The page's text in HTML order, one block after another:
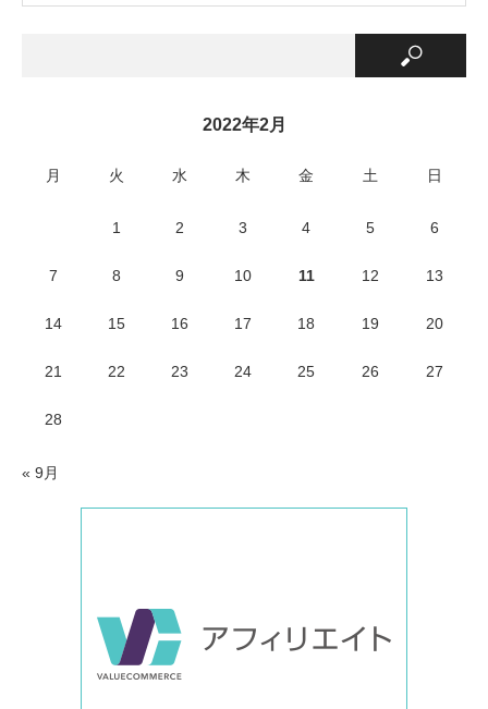
2022年2月
月 火 水 木 金 土 日
1 2 3 4 5 6
7 8 9 10 11 12 13
14 15 16 17 18 19 20
21 22 23 24 25 26 27
28
« 9月